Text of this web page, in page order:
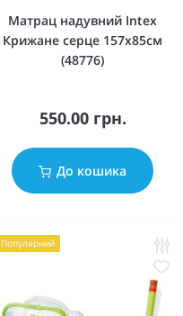
Матрац надувний Intex
Крижане серце 157х85см
(48776)
550.00 грн.
До кошика
Популярний